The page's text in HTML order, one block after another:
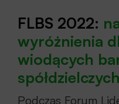
Sesja VIII–
Forum Liderów
2022
Dodajprofil Mie
BANKdo
FLBS 2022:
wyróżnienia
wiodących
spółdzielczych
Podczas Forum